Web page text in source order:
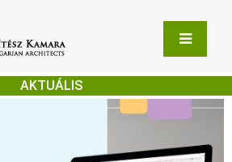
AKTUÁLIS